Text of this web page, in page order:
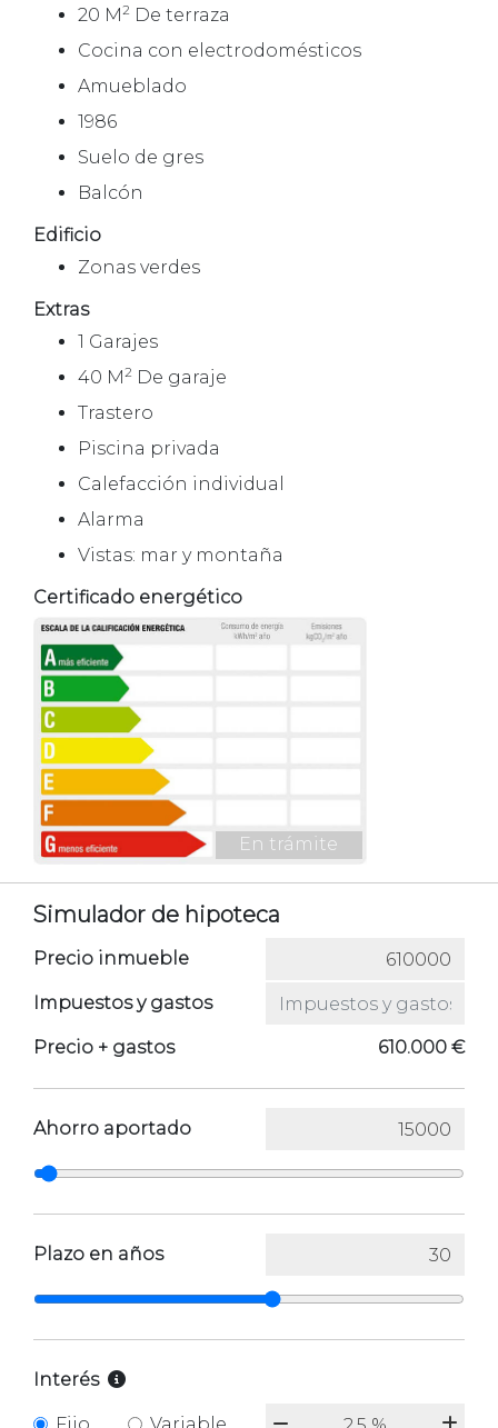
20 M2 De terraza
Cocina con electrodomésticos
Amueblado
1986
Suelo de gres
Balcón
Edificio
Zonas verdes
Extras
1 Garajes
40 M2 De garaje
Trastero
Piscina privada
Calefacción individual
Alarma
Vistas: mar y montaña
Certificado energético
En trámite
Simulador de hipoteca
Precio inmueble
Impuestos y gastos
Precio + gastos 610.000 €
Ahorro aportado
Plazo en años
Interés